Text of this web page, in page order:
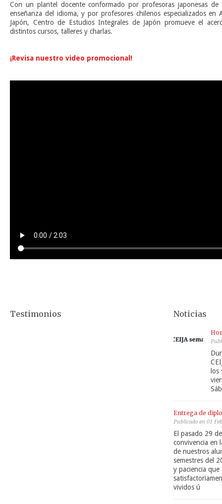
Con un plantel docente conformado por profesoras japonesas
enseñanza del idioma, y por profesores chilenos especializados
Japón, Centro de Estudios Integrales de Japón promueve el
distintos cursos, talleres y charlas.
¡Revisa nuestro video promocional!
Testimonios Noticias
los
Entrega de
Publicado en 01
El pasado 29
convivencia en
de nuestros
semestres del
y paciencia
vividos ú